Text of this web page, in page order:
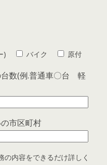
)
バイク 原付
数(例.普通車〇台 軽
市区町村
内容をできるだけ詳しく